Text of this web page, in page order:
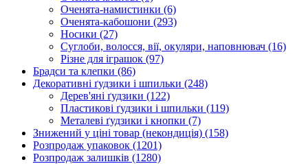
Оченята-намистинки (6)
Оченята-кабошони (293)
Носики (27)
Суглоби, волосся, вії, окуляри, наповнювач (16)
Різне для іграшок (97)
Брадси та клепки (86)
Декоративні ґудзики і шпильки (248)
Дерев'яні ґудзики (122)
Пластикові ґудзики і шпильки (119)
Металеві ґудзики і кнопки (7)
Знижений у ціні товар (некондиція) (158)
Розпродаж упаковок (1201)
Розпродаж залишків (1280)